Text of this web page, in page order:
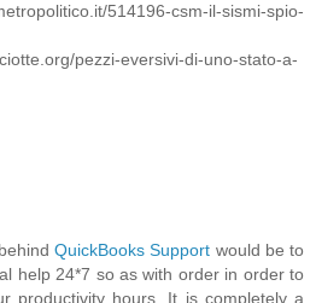
514196-csm-il-sismi-spio-
pezzi-eversivi-di-uno-stato-a-
QuickBooks Support would be to
help 24*7 so as with order in order to
productivity hours. It is completely a